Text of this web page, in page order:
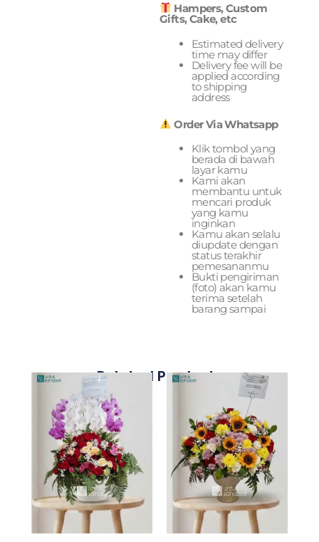
Hampers, Custom
Gifts, Cake, etc
Estimated delivery
time may differ
Delivery fee will be
applied according
to shipping
address
Order Via Whatsapp
Klik tombol yang
berada di bawah
layar kamu
Kami akan
membantu untuk
mencari produk
yang kamu
inginkan
Kamu akan selalu
diupdate dengan
status terakhir
pemesananmu
Bukti pengiriman
(foto) akan kamu
terima setelah
barang sampai
Related Products
Original
price
Current
price
Rp1.399.000.